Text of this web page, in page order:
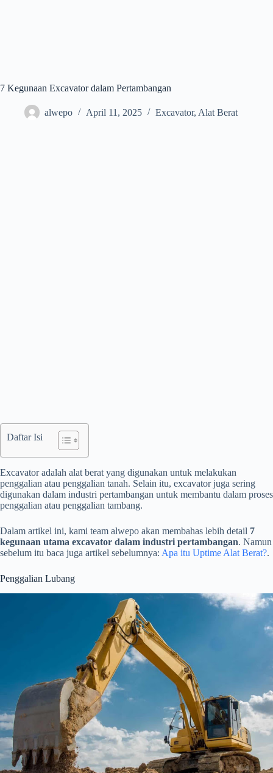
7 Kegunaan Excavator dalam Pertambangan
alwepo April 11, 2025 Excavator, Alat Berat
Daftar Isi
Excavator adalah alat berat yang digunakan untuk melakukan
penggalian atau penggalian tanah. Selain itu, excavator juga sering
digunakan dalam industri pertambangan untuk membantu dalam proses
penggalian atau penggalian tambang.
Dalam artikel ini, kami team alwepo akan membahas lebih detail 7
kegunaan utama excavator dalam industri pertambangan. Namun
sebelum itu baca juga artikel sebelumnya: Apa itu Uptime Alat Berat?.
Penggalian Lubang